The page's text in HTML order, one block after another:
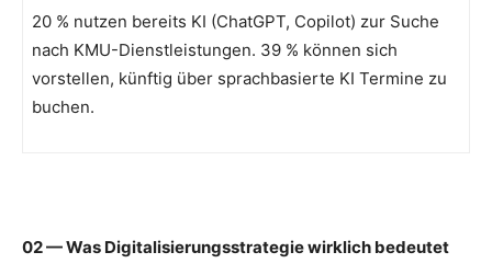
20 % nutzen bereits KI (ChatGPT, Copilot) zur Suche
nach KMU-Dienstleistungen. 39 % können sich
vorstellen, künftig über sprachbasierte KI Termine zu
buchen.
02 — Was Digitalisierungsstrategie wirklich bedeutet